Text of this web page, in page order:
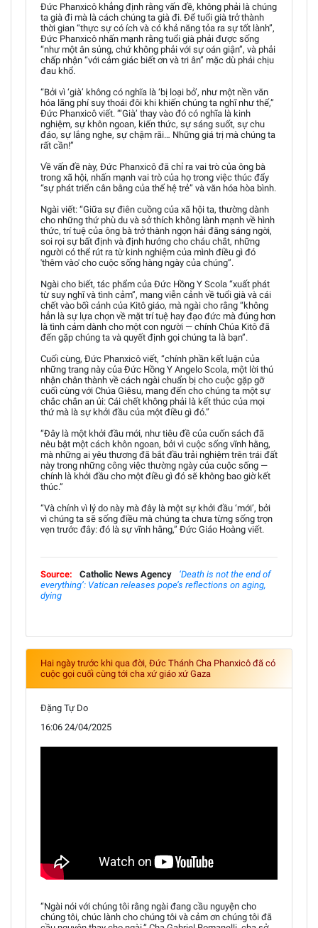
Đức Phanxicô khẳng định rằng vấn đề, không phải là chúng
ta già đi mà là cách chúng ta già đi. Để tuổi già trở thành
thời gian “thực sự có ích và có khả năng tỏa ra sự tốt lành”,
Đức Phanxicô nhấn mạnh rằng tuổi già phải được sống
“như một ân sủng, chứ không phải với sự oán giận”, và phải
chấp nhận “với cảm giác biết ơn và tri ân” mặc dù phải chịu
đau khổ.
“Bởi vì ‘già’ không có nghĩa là ‘bị loại bỏ’, như một nền văn
hóa lãng phí suy thoái đôi khi khiến chúng ta nghĩ như thế,”
Đức Phanxicô viết. “‘Già’ thay vào đó có nghĩa là kinh
nghiệm, sự khôn ngoan, kiến thức, sự sáng suốt, sự chu
đáo, sự lắng nghe, sự chậm rãi… Những giá trị mà chúng ta
rất cần!”
Về vấn đề này, Đức Phanxicô đã chỉ ra vai trò của ông bà
trong xã hội, nhấn mạnh vai trò của họ trong việc thúc đẩy
“sự phát triển cân bằng của thế hệ trẻ” và văn hóa hòa bình.
Ngài viết: “Giữa sự điên cuồng của xã hội ta, thường dành
cho những thứ phù du và sở thích không lành mạnh về hình
thức, trí tuệ của ông bà trở thành ngọn hải đăng sáng ngời,
soi rọi sự bất định và định hướng cho cháu chắt, những
người có thể rút ra từ kinh nghiệm của mình điều gì đó
'thêm vào' cho cuộc sống hàng ngày của chúng”.
Ngài cho biết, tác phẩm của Đức Hồng Y Scola “xuất phát
từ suy nghĩ và tình cảm”, mang viễn cảnh về tuổi già và cái
chết vào bối cảnh của Kitô giáo, mà ngài cho rằng “không
hẳn là sự lựa chọn về mặt trí tuệ hay đạo đức mà đúng hơn
là tình cảm dành cho một con người — chính Chúa Kitô đã
đến gặp chúng ta và quyết định gọi chúng ta là bạn”.
Cuối cùng, Đức Phanxicô viết, “chính phần kết luận của
những trang này của Đức Hồng Y Angelo Scola, một lời thú
nhận chân thành về cách ngài chuẩn bị cho cuộc gặp gỡ
cuối cùng với Chúa Giêsu, mang đến cho chúng ta một sự
chắc chắn an ủi: Cái chết không phải là kết thúc của mọi
thứ mà là sự khởi đầu của một điều gì đó.”
“Đây là một khởi đầu mới, như tiêu đề của cuốn sách đã
nêu bật một cách khôn ngoan, bởi vì cuộc sống vĩnh hằng,
mà những ai yêu thương đã bắt đầu trải nghiệm trên trái đất
này trong những công việc thường ngày của cuộc sống —
chính là khởi đầu cho một điều gì đó sẽ không bao giờ kết
thúc.”
“Và chính vì lý do này mà đây là một sự khởi đầu ‘mới’, bởi
vì chúng ta sẽ sống điều mà chúng ta chưa từng sống trọn
vẹn trước đây: đó là sự vĩnh hằng,” Đức Giáo Hoàng viết.
Source: Catholic News Agency
‘Death is not the end of
everything’: Vatican releases pope’s reflections on aging,
dying
Hai ngày trước khi qua đời, Đức Thánh Cha Phanxicô đã có
cuộc gọi cuối cùng tới cha xứ giáo xứ Gaza
Đặng Tự Do
16:06 24/04/2025
“Ngài nói với chúng tôi rằng ngài đang cầu nguyện cho
chúng tôi, chúc lành cho chúng tôi và cảm ơn chúng tôi đã